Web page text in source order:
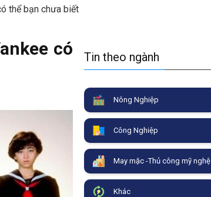
thể bạn chưa biết
có
Tin theo ngành
Nông Nghiệp
Công Nghiệp
May mặc -Thủ công mỹ nghệ
Khác